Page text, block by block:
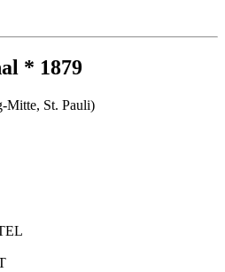
* 1879
Mitte, St. Pauli)